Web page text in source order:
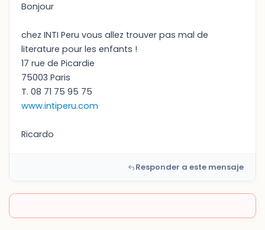
Bonjour
chez INTI Peru vous allez trouver pas mal de
literature pour les enfants !
17 rue de Picardie
75003 Paris
T. 08 71 75 95 75
www.intiperu.com
Ricardo
Responder a este mensaje